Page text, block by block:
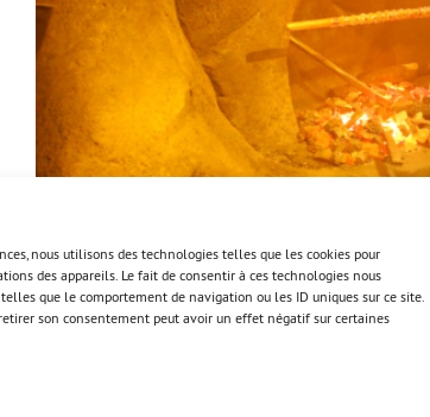
nous utilisons des technologies telles que les cookies pour
des appareils. Le fait de consentir à ces technologies nous
que le comportement de navigation ou les ID uniques sur ce site.
son consentement peut avoir un effet négatif sur certaines